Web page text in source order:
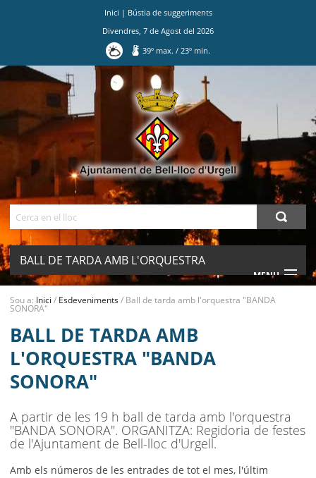
Inici | Bústia de suggeriments
Divendres 7 de Agost del 2026
39º max./ 23º min.
BALL DE TARDA AMB L'ORQUESTRA
"BANDA SONORA"
MENU
MUNICIPI
SEU ELECTRÒNICA
BELL-LLOC SOLUCIONA
Sou a: Inici / Esdeveniments/ Ball de tarda amb l'orquestra "BANDA
SONORA"
BALL DE TARDA AMB
L'ORQUESTRA "BANDA
SONORA"
A partir de les 19 h ball de tarda amb l'orquestra
"BANDA SONORA". ORGANITZA: Regidoria de festes
de l'Ajuntament de Bell-lloc d'Urgell.
Amb els números de les entrades de tot el mes, l'últim